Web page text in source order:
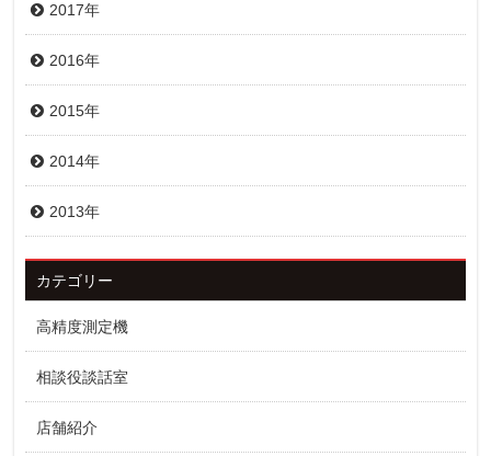
2017年
2016年
2015年
2014年
2013年
カテゴリー
高精度測定機
相談役談話室
店舗紹介